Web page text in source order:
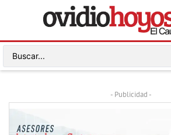
- Publicidad -